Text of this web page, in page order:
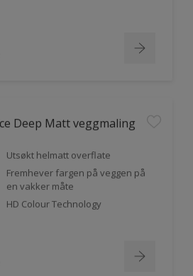
Deep Matt veggmaling
Utsøkt helmatt overflate
Fremhever fargen på veggen på
en vakker måte
HD Colour Technology